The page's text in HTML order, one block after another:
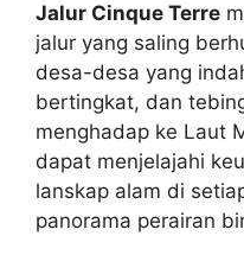
Jalur Cinque Terre
jalur yang saling
desa-desa yang
bertingkat, dan
menghadap ke Laut
dapat menjelajahi
lanskap alam di
panorama perairan